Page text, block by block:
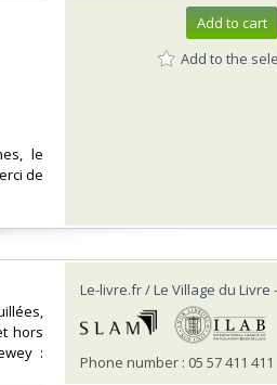
le
de
Add to cart
Add to the
hors
:
Le-livre.fr / Le Village du Livre
Phone number : 05 57 411 411